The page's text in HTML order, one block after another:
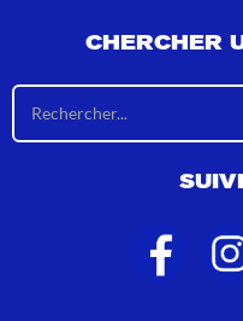
CHERCHER
s
l
a
t
s